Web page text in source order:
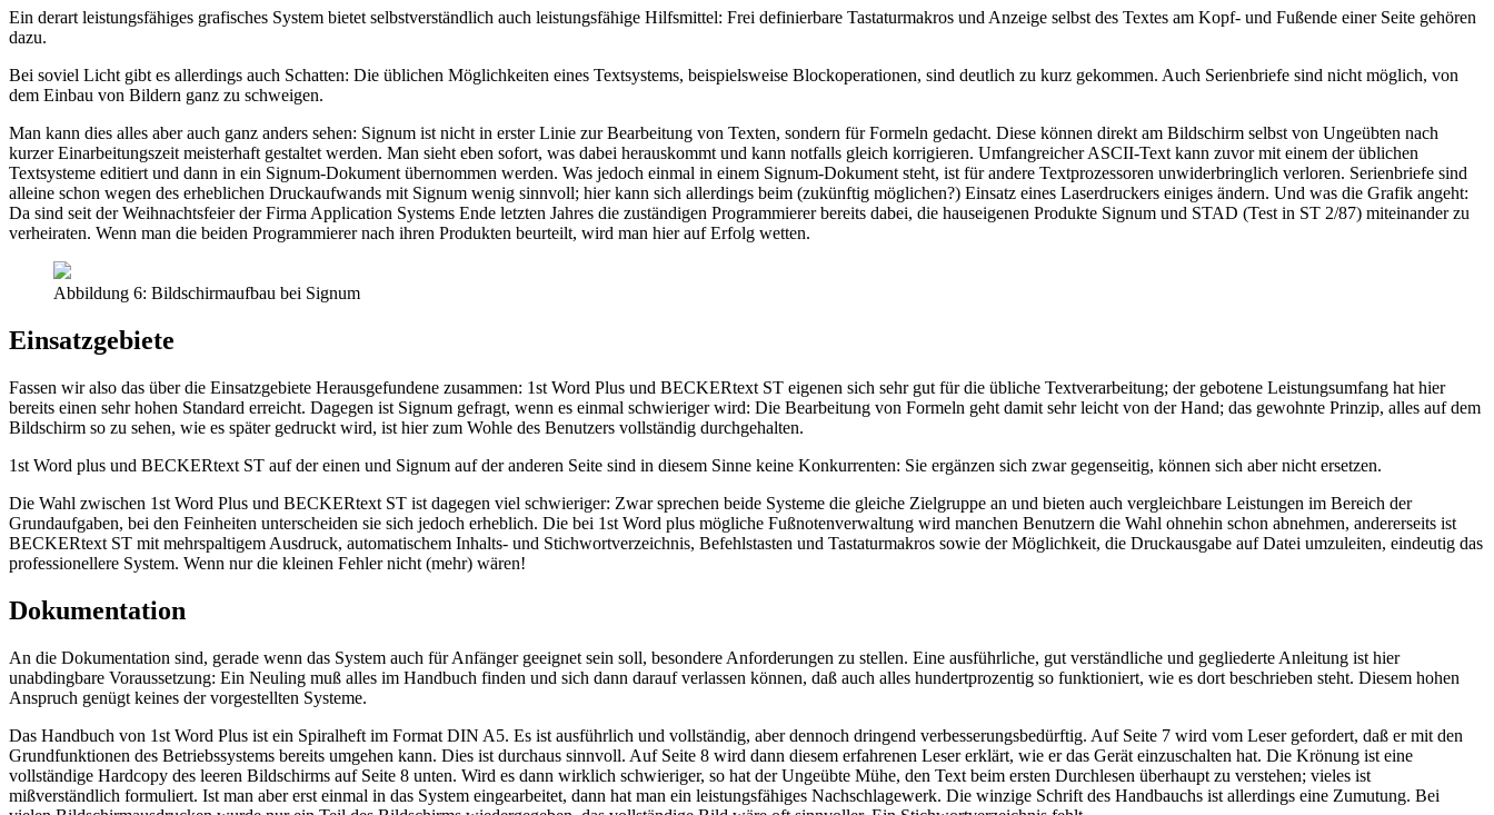
Ein derart leistungsfähiges grafisches System bietet selbstverständlich auch leistungsfähige Hilfsmittel: Frei definierbare Tastaturmakros und Anzeige selbst des Textes am Kopf- und Fußende einer Seite gehören
dazu.
Bei soviel Licht gibt es allerdings auch Schatten: Die üblichen Möglichkeiten eines Textsystems, beispielsweise Blockoperationen, sind deutlich zu kurz gekommen. Auch Serienbriefe sind nicht möglich, von
dem Einbau von Bildern ganz zu schweigen.
Man kann dies alles aber auch ganz anders sehen: Signum ist nicht in erster Linie zur Bearbeitung von Texten, sondern für Formeln gedacht. Diese können direkt am Bildschirm selbst von Ungeübten nach
kurzer Einarbeitungszeit meisterhaft gestaltet werden. Man sieht eben sofort, was dabei herauskommt und kann notfalls gleich korrigieren. Umfangreicher ASCII-Text kann zuvor mit einem der üblichen
Textsysteme editiert und dann in ein Signum-Dokument übernommen werden. Was jedoch einmal in einem Signum-Dokument steht, ist für andere Textprozessoren unwiderbringlich verloren. Serienbriefe sind
alleine schon wegen des erheblichen Druckaufwands mit Signum wenig sinnvoll; hier kann sich allerdings beim (zukünftig möglichen?) Einsatz eines Laserdruckers einiges ändern. Und was die Grafik angeht:
Da sind seit der Weihnachtsfeier der Firma Application Systems Ende letzten Jahres die zuständigen Programmierer bereits dabei, die hauseigenen Produkte Signum und STAD (Test in ST 2/87) miteinander zu
verheiraten. Wenn man die beiden Programmierer nach ihren Produkten beurteilt, wird man hier auf Erfolg wetten.
Abbildung 6: Bildschirmaufbau bei Signum
Einsatzgebiete
Fassen wir also das über die Einsatzgebiete Herausgefundene zusammen: 1st Word Plus und BECKERtext ST eigenen sich sehr gut für die übliche Textverarbeitung; der gebotene Leistungsumfang hat hier
bereits einen sehr hohen Standard erreicht. Dagegen ist Signum gefragt, wenn es einmal schwieriger wird: Die Bearbeitung von Formeln geht damit sehr leicht von der Hand; das gewohnte Prinzip, alles auf dem
Bildschirm so zu sehen, wie es später gedruckt wird, ist hier zum Wohle des Benutzers vollständig durchgehalten.
1st Word plus und BECKERtext ST auf der einen und Signum auf der anderen Seite sind in diesem Sinne keine Konkurrenten: Sie ergänzen sich zwar gegenseitig, können sich aber nicht ersetzen.
Die Wahl zwischen 1st Word Plus und BECKERtext ST ist dagegen viel schwieriger: Zwar sprechen beide Systeme die gleiche Zielgruppe an und bieten auch vergleichbare Leistungen im Bereich der
Grundaufgaben, bei den Feinheiten unterscheiden sie sich jedoch erheblich. Die bei 1st Word plus mögliche Fußnotenverwaltung wird manchen Benutzern die Wahl ohnehin schon abnehmen, andererseits ist
BECKERtext ST mit mehrspaltigem Ausdruck, automatischem Inhalts- und Stichwortverzeichnis, Befehlstasten und Tastaturmakros sowie der Möglichkeit, die Druckausgabe auf Datei umzuleiten, eindeutig das
professionellere System. Wenn nur die kleinen Fehler nicht (mehr) wären!
Dokumentation
An die Dokumentation sind, gerade wenn das System auch für Anfänger geeignet sein soll, besondere Anforderungen zu stellen. Eine ausführliche, gut verständliche und gegliederte Anleitung ist hier
unabdingbare Voraussetzung: Ein Neuling muß alles im Handbuch finden und sich dann darauf verlassen können, daß auch alles hundertprozentig so funktioniert, wie es dort beschrieben steht. Diesem hohen
Anspruch genügt keines der vorgestellten Systeme.
Das Handbuch von 1st Word Plus ist ein Spiralheft im Format DIN A5. Es ist ausführlich und vollständig, aber dennoch dringend verbesserungsbedürftig. Auf Seite 7 wird vom Leser gefordert, daß er mit den
Grundfunktionen des Betriebssystems bereits umgehen kann. Dies ist durchaus sinnvoll. Auf Seite 8 wird dann diesem erfahrenen Leser erklärt, wie er das Gerät einzuschalten hat. Die Krönung ist eine
vollständige Hardcopy des leeren Bildschirms auf Seite 8 unten. Wird es dann wirklich schwieriger, so hat der Ungeübte Mühe, den Text beim ersten Durchlesen überhaupt zu verstehen; vieles ist
mißverständlich formuliert. Ist man aber erst einmal in das System eingearbeitet, dann hat man ein leistungsfähiges Nachschlagewerk. Die winzige Schrift des Handbauchs ist allerdings eine Zumutung. Bei